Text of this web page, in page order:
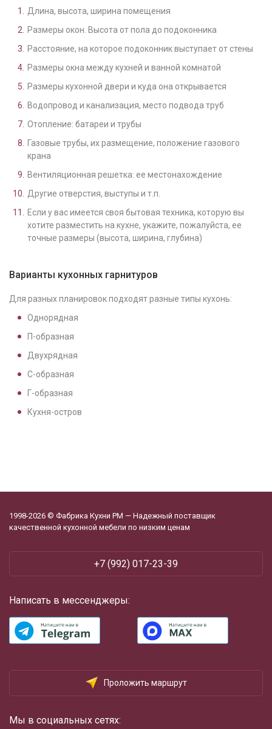
Длина, высота, ширина помещения
Размеры окон. Высота от пола до подоконника
Расстояние, на которое подоконник выступает от стены
Размеры окна между кухней и ванной комнатой
Размеры кухонной двери и куда она открывается
Водопровод и канализация, место подвода труб
Отопление: батареи и трубы
Газовые трубы, их размещение, положение газового
крана
Вентиляционная решетка: ее местонахождение
Другие отверстия, выступы и т.п.
Если у вас имеется своя бытовая техника, которую вы
хотите разместить на кухне, укажите, пожалуйста, ее
точные размеры (высота, ширина, глубина)
Варианты кухонных гарнитуров
Для разных планировок подходят разные типы кухонь:
Однорядная
П-образная
Двухрядная
С-образная
Г-образная
Кухня-остров
1998-2026 © Фабрика Кухни РМ — Надежный поставщик
качественной кухонной мебели по низким ценам
+7 (992) 017-23-39
Написать в мессенджеры:
Проложить маршрут
Мы в социальных сетях: